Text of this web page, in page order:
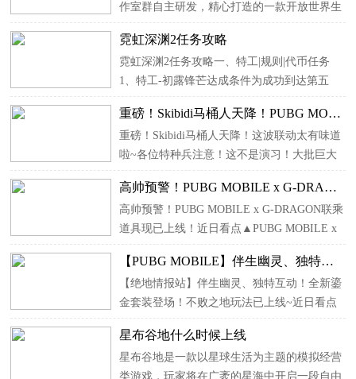
作室群自主研发，精心打造的一款开放世界生
多的玩家迫不及待的打开这款游戏了，但是对
于没有参加过测试的玩家来说，游戏的职业选
择成了一大难题，对职...
霓虹深渊2任务攻略
霓虹深渊2任务攻略一、特工|规则|代币任务
1、特工-初露锋芒达成条件为成功到达第五
新手达成条件为累计孵化成功8次，完成任务
可解锁特工艾丽莎。 3、特工-暗影集团达成条
件为在单局...
重磅！Skibidi马桶人天降！PUBG MOBILE这波联动太有味道啦~
重磅！Skibidi马桶人天降！这波联动太有味道
啦~各位特种兵注意！这不是演习！大批巨大
降，并且立志将Skibidi外星病毒感染全人类！
带妹赶紧跑到了幸存人类的阵地上，与队友们
并肩作战，奋力抵抗...
高帅预警！PUBG MOBILE x G-DRAGON联乘道具现已上线！
高帅预警！PUBG MOBILE x G-DRAGON联乘
道具现已上线！近日看点▲PUBG MOBILE x
活动，联乘套装、联乘专属动作等你来解锁
~▲ macabre Valentine 预售开启， 十连抽减免
券4折 即可拿下 ！还有 以...
【PUBG MOBILE】伴生幽灵、独特互动！全新鎏金套装登场！不败之地玩法已上线~
【绝地情报站】伴生幽灵、独特互动！全新鎏
金套装登场！不败之地玩法已上线~近日看点
幽灵 与 独特互动动画 的鎏金套装 诡宴魅灵套
装 登场！▲人气鎏金套装嗜血龙魇限时回归！
星布谷地什么时候上线
星布谷地是一款以星球生活为主题的模拟经营
类游戏，玩家将在广袤的星海中开启一段自由